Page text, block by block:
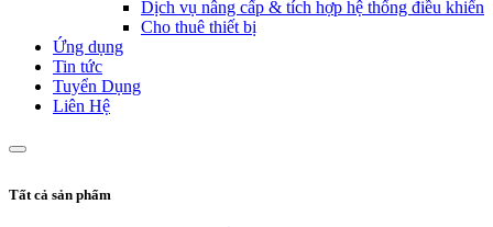
Dịch vụ nâng cấp & tích hợp hệ thống điều khiển
Cho thuê thiết bị
Ứng dụng
Tin tức
Tuyển Dụng
Liên Hệ
Tất cả sản phẩm